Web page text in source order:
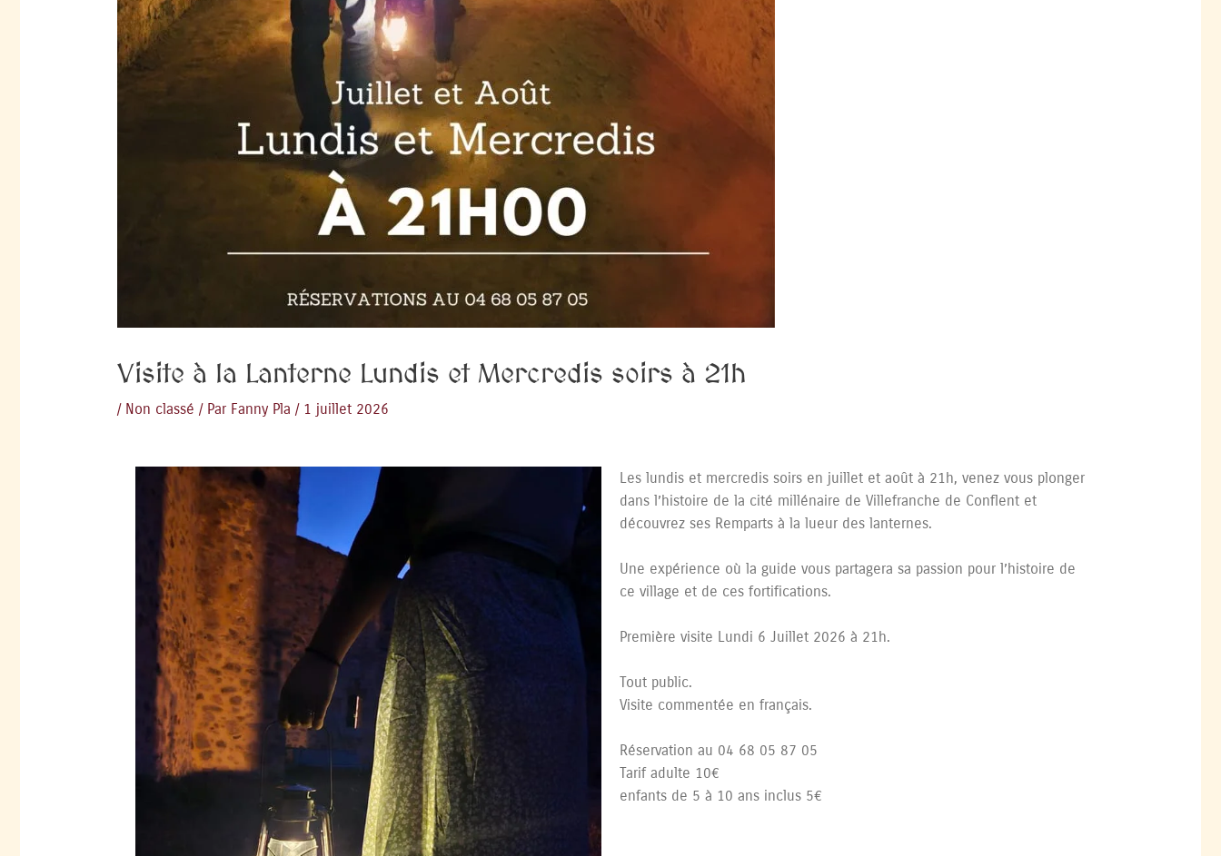
Visite à la Lanterne Lundis et Mercredis soirs à 21h
/ Non classé / Par Fanny Pla / 1 juillet 2026
Les lundis et mercredis soirs en juillet et août à 21h, venez vous plonger
dans l’histoire de la cité millénaire de Villefranche de Conflent et
découvrez ses Remparts à la lueur des lanternes.
Une expérience où la guide vous partagera sa passion pour l’histoire de
ce village et de ces fortifications.
Première visite Lundi 6 Juillet 2026 à 21h.
Tout public.
Visite commentée en français.
Réservation au 04 68 05 87 05
Tarif adulte 10€
enfants de 5 à 10 ans inclus 5€